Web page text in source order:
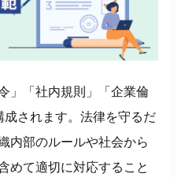
」「社内規則」「企業倫
されます。法律を守るだ
内部のルールや社会から
めて適切に対応すること